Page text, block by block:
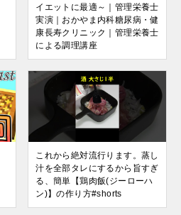
イエットに最適～｜管理栄養士
実演｜おかやま内科糖尿病・健
康長寿クリニック｜管理栄養士
による調理講座
これから絶対流行ります。蒸し
汁を全部タレにするから旨すぎ
る、簡単【鶏肉飯(ジーローハ
ン)】の作り方#shorts